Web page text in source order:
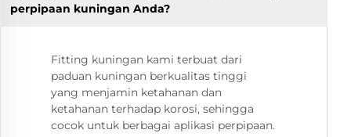
perpipaan kuningan Anda?
Fitting kuningan kami terbuat dari
paduan kuningan berkualitas tinggi
yang menjamin ketahanan dan
ketahanan terhadap korosi, sehingga
cocok untuk berbagai aplikasi perpipaan.